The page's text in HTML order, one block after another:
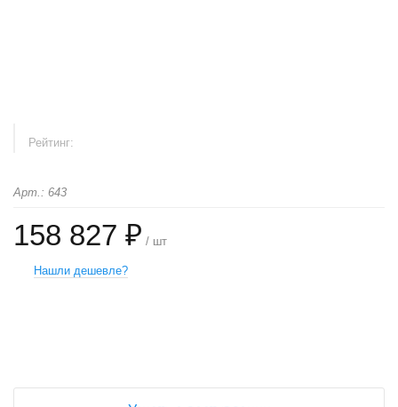
Рейтинг:
Арт.: 643
158 827 ₽ / шт
Нашли дешевле?